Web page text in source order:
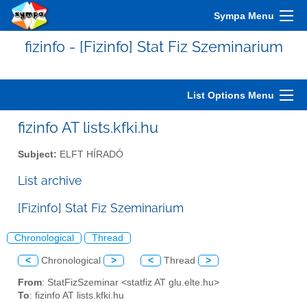
Sympa Menu
fizinfo - [Fizinfo] Stat Fiz Szeminarium
List Options Menu
fizinfo AT lists.kfki.hu
Subject: ELFT HÍRADÓ
List archive
[Fizinfo] Stat Fiz Szeminarium
Chronological Thread
< Chronological > < Thread >
From: StatFizSzeminar <statfiz AT glu.elte.hu>
To: fizinfo AT lists.kfki.hu